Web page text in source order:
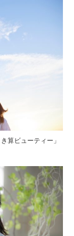
算ビューティー」